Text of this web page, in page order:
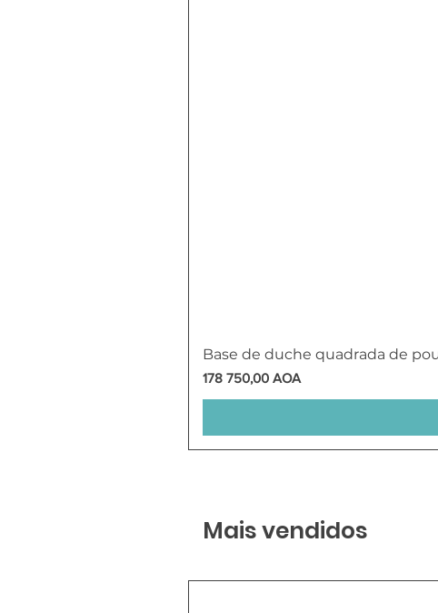
Base de duche quadrada de
Preço
178 750,00 AOA
Mais vendidos